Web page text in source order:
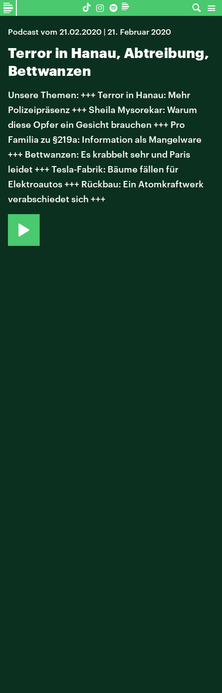
Podcast vom 21.02.2020 | 21. Februar 2020
Terror in Hanau, Abtreibung,
Bettwanzen
Unsere Themen: +++ Terror in Hanau: Mehr
Polizeipräsenz +++ Sheila Mysorekar: Warum
diese Opfer ein Gesicht brauchen +++ Pro
Familia zu §219a: Information als Mangelware
+++ Bettwanzen: Es krabbelt sehr und Paris
leidet +++ Tesla-Fabrik: Bäume fällen für
Elektroautos +++ Rückbau: Ein Atomkraftwerk
verabschiedet sich +++